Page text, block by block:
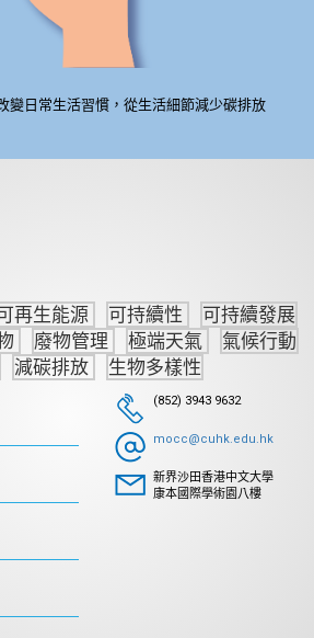
變日常生活習慣，從生活細節減少碳排放
再生能源 可持續性
可持續發展
廢物管理 極端天氣
氣候行動
減碳排放 生物多樣性
(852) 3943 9632
mocc@cuhk.edu.hk
新界沙田香港中文大學
康本國際學術園八樓